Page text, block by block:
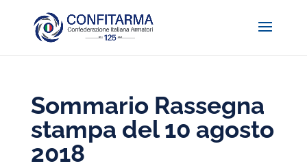
Sommario Rassegna
stampa del 10 agosto
2018